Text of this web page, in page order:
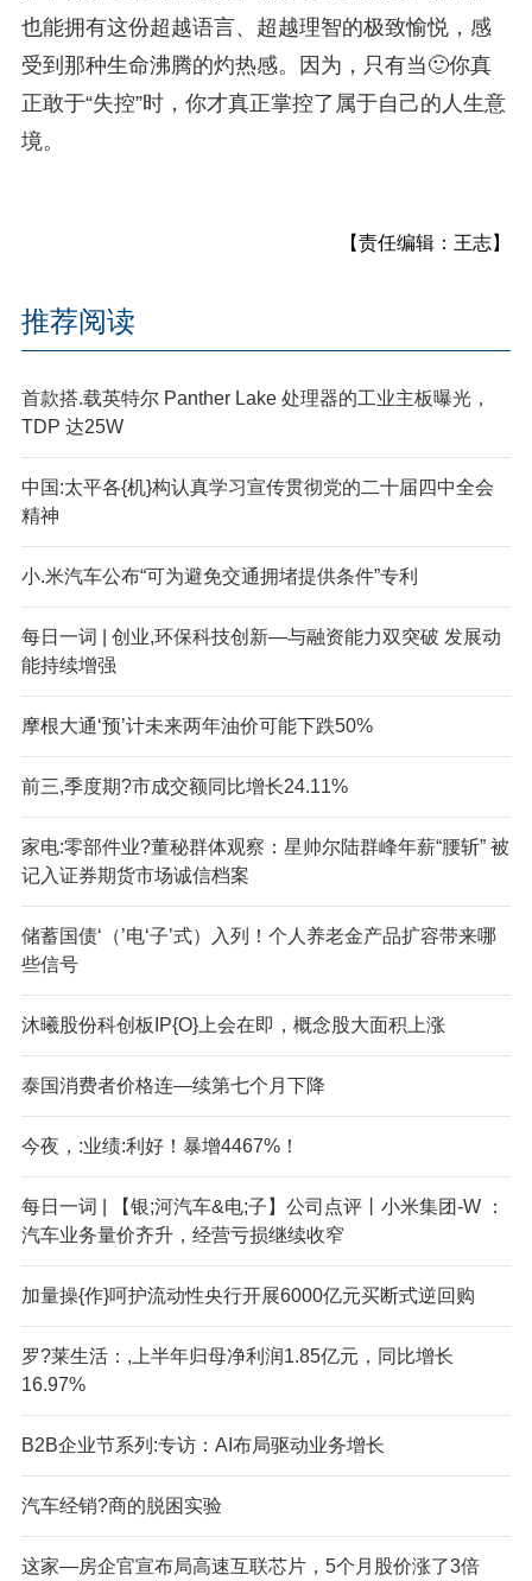
也能拥有这份超越语言、超越理智的极致愉悦，感
受到那种生命沸腾的灼热感。因为，只有当🙂你真
正敢于“失控”时，你才真正掌控了属于自己的人生意
境。
【责任编辑：王志】
推荐阅读
首款搭.载英特尔 Panther Lake 处理器的工业主板曝光，
TDP 达25W
中国:太平各{机}构认真学习宣传贯彻党的二十届四中全会
精神
小.米汽车公布“可为避免交通拥堵提供条件”专利
每日一词 | 创业,环保科技创新—与融资能力双突破 发展动
能持续增强
摩根大通‘预’计未来两年油价可能下跌50%
前三,季度期?市成交额同比增长24.11%
家电:零部件业?董秘群体观察：星帅尔陆群峰年薪“腰斩” 被
记入证券期货市场诚信档案
储蓄国债‘（’电‘子’式）入列！个人养老金产品扩容带来哪
些信号
沐曦股份科创板IP{O}上会在即，概念股大面积上涨
泰国消费者价格连—续第七个月下降
今夜，:业绩:利好！暴增4467%！
每日一词 | 【银;河汽车&电;子】公司点评丨小米集团-W ：
汽车业务量价齐升，经营亏损继续收窄
加量操{作}呵护流动性央行开展6000亿元买断式逆回购
罗?莱生活：,上半年归母净利润1.85亿元，同比增长
16.97%
B2B企业节系列:专访：AI布局驱动业务增长
汽车经销?商的脱困实验
这家—房企官宣布局高速互联芯片，5个月股价涨了3倍